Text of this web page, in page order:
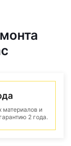
материалов и
2 года.